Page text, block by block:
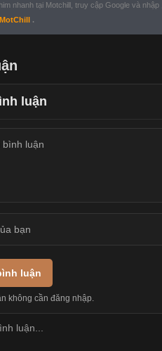
nhanh tại Motchill, truy cập Google và nhập ,
.
luận
luận
không cần đăng nhập.
luận...